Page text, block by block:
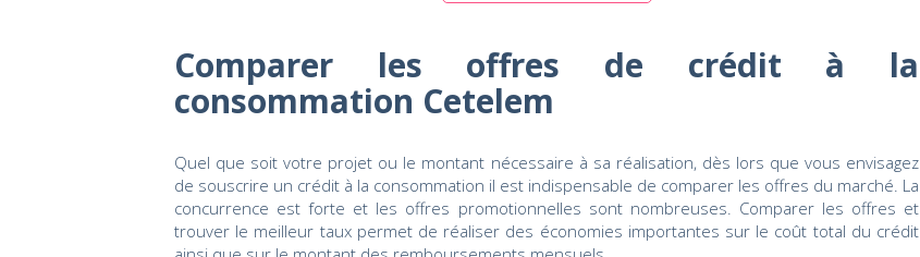
Comparer les offres de crédit à la
consommation Cetelem
Quel que soit votre projet ou le montant nécessaire à sa réalisation, dès lors que vous envisagez
de souscrire un crédit à la consommation il est indispensable de comparer les offres du marché. La
concurrence est forte et les offres promotionnelles sont nombreuses. Comparer les offres et
trouver le meilleur taux permet de réaliser des économies importantes sur le coût total du crédit